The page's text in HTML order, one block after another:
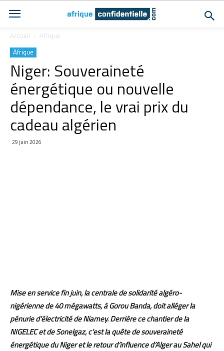
Accueil Afrique
Afrique
Niger: Souveraineté
énergétique ou nouvelle
dépendance, le vrai prix du
cadeau algérien
29 juin 2026
Mise en service fin juin, la centrale de solidarité algéro-
nigérienne de 40 mégawatts, à Gorou Banda, doit alléger la
pénurie d’électricité de Niamey. Derrière ce chantier de la
NIGELEC et de Sonelgaz, c’est la quête de souveraineté
énergétique du Niger et le retour d’influence d’Alger au Sahel qui